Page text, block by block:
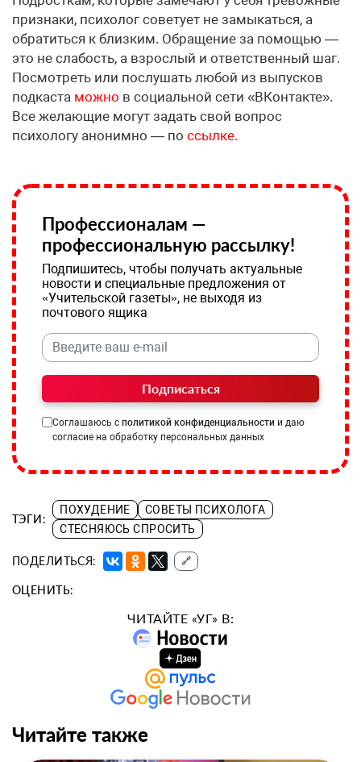
признаки, психолог советует не замыкаться, а
обратиться к близким. Обращение за помощью —
это не слабость, а взрослый и ответственный шаг.
Посмотреть или послушать любой из выпусков
подкаста можно в социальной сети «ВКонтакте».
Все желающие могут задать свой вопрос
психологу анонимно — по ссылке.
Профессионалам —
профессиональную рассылку!
Подпишитесь, чтобы получать актуальные
новости и специальные предложения от
«Учительской газеты», не выходя из
почтового ящика
Подписаться
Соглашаюсь с политикой конфиденциальности и даю
согласие на обработку персональных данных
ТЭГИ:
ПОХУДЕНИЕ
СОВЕТЫ ПСИХОЛОГА
СТЕСНЯЮСЬ СПРОСИТЬ
ПОДЕЛИТЬСЯ: 🔗
ОЦЕНИТЬ:
ЧИТАЙТЕ «УГ» В:
Читайте также